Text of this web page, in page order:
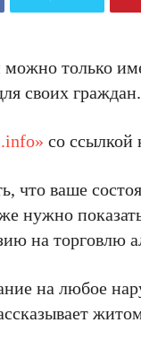
только
своих граждан.
со ссылкой
что ваше
нужно
на торговлю
на любое